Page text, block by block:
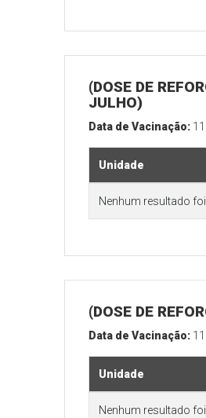
(DOSE DE
JULHO)
Data de Vacinação:
Unidade
Nenhum resultado
(DOSE DE
Data de Vacinação:
Unidade
Nenhum resultado